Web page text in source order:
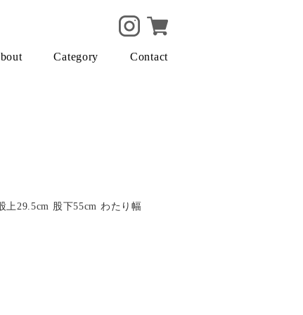
Category Contact
上29.5cm 股下55cm わたり幅